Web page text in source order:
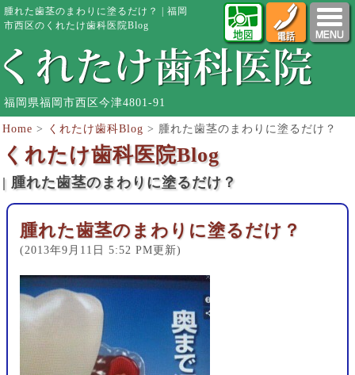
腫れた歯茎のまわりに塗るだけ？ | 福岡
市西区のくれたけ歯科医院Blog
福岡県福岡市西区今津4801-91
Home > くれたけ歯科Blog > 腫れた歯茎のまわりに塗るだけ？
くれたけ歯科医院Blog
| 腫れた歯茎のまわりに塗るだけ？
腫れた歯茎のまわりに塗るだけ？
(2013年9月11日 5:52 PM更新)